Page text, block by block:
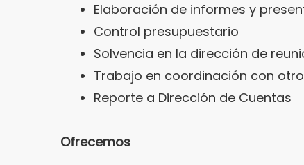
Elaboración de informes y
Control presupuestario
Solvencia en la dirección de
Trabajo en coordinación con
Reporte a Dirección de Cuentas
Ofrecemos